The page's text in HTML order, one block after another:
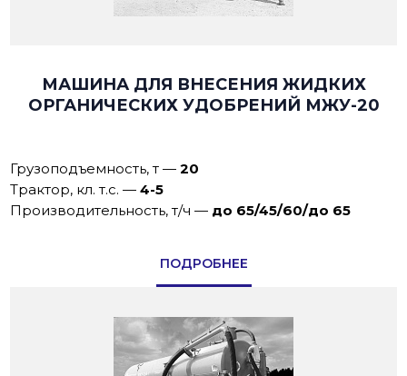
МАШИНА ДЛЯ ВНЕСЕНИЯ ЖИДКИХ
ОРГАНИЧЕСКИХ УДОБРЕНИЙ МЖУ-20
Грузоподъемность, т —20
Трактор, кл. т.с.—4-5
Производительность, т/ч — до 65/45/60/до 65
ПОДРОБНЕЕ